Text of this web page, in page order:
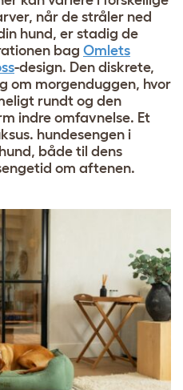
når de stråler ned
hund, er stadig de
bag Omlets
-design. Den diskrete,
om morgenduggen, hvor
rundt og den
indre omfavnelse. Et
hundesengen i
både til dens
om aftenen.